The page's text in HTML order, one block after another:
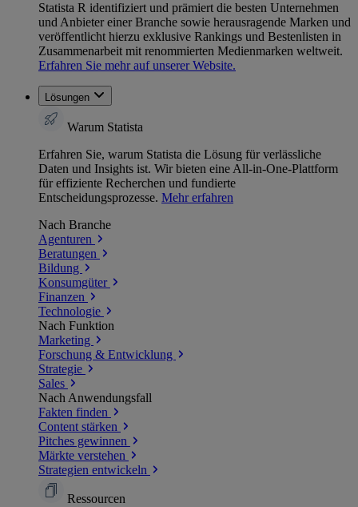
Statista R identifiziert und prämiert die besten Unternehmen
und Anbieter einer Branche sowie herausragende Marken und
veröffentlicht hierzu exklusive Rankings und Bestenlisten in
Zusammenarbeit mit renommierten Medienmarken weltweit.
Erfahren Sie mehr auf unserer Website.
Lösungen
Warum Statista
Erfahren Sie, warum Statista die Lösung für verlässliche
Daten und Insights ist. Wir bieten eine All-in-One-Plattform
für effiziente Recherchen und fundierte
Entscheidungsprozesse. Mehr erfahren
Nach Branche
Agenturen
Beratungen
Bildung
Konsumgüter
Finanzen
Technologie
Nach Funktion
Marketing
Forschung & Entwicklung
Strategie
Sales
Nach Anwendungsfall
Fakten finden
Content stärken
Pitches gewinnen
Märkte verstehen
Strategien entwickeln
Ressourcen